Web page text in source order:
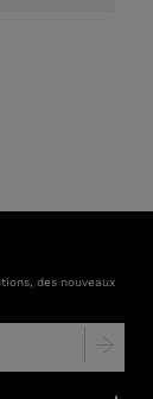
des nouveaux